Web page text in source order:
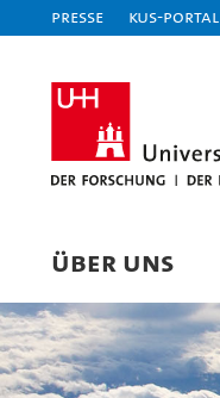
Presse KUS-Portal
ÜBER UNS